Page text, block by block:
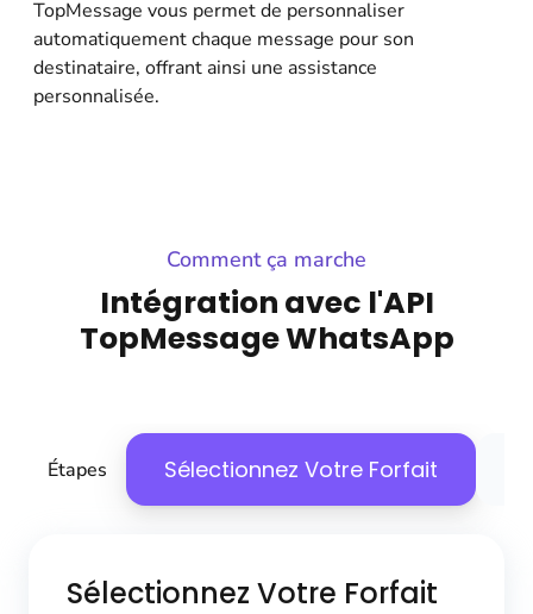
TopMessage vous permet de personnaliser
automatiquement chaque message pour son
destinataire, offrant ainsi une assistance
personnalisée.
Comment ça marche
Intégration avec l'API
TopMessage WhatsApp
Étapes Sélectionnez Votre Forfait
Sélectionnez Votre Forfait